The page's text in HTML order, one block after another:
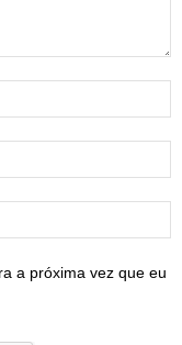
a próxima vez que eu